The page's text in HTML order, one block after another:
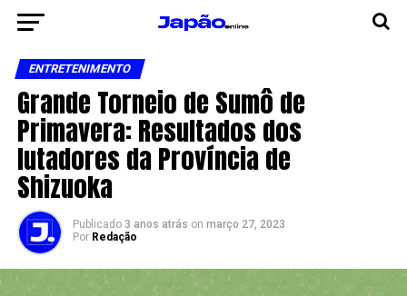
ENTRETENIMENTO
Grande Torneio de Sumô de
Primavera: Resultados dos
lutadores da Província de
Shizuoka
Publicado 3 anos atrás on março 27, 2023
Por Redação